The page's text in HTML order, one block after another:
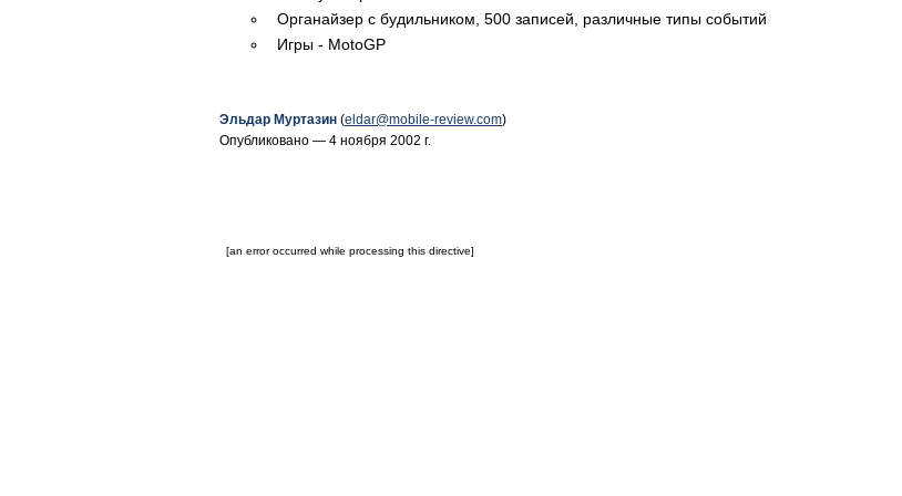
Органайзер с будильником, 500 записей, различные типы событий
Игры - MotoGP
Эльдар Муртазин (eldar@mobile-review.com)
Опубликовано — 4 ноября 2002 г.
[an error occurred while processing this directive]